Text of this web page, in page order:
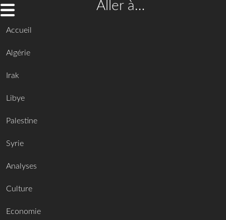
Aller à…
Accueil
Algérie
Irak
Libye
Palestine
Syrie
Analyses
Culture
Economie